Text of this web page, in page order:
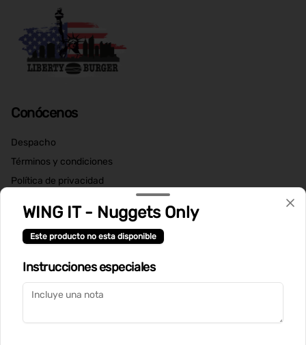
Conócenos
Despacho
Términos y condiciones
Política de privacidad
Redes sociales
Instagram
Mi cuenta
Iniciar sesión
WING IT - Nuggets Only
Este producto no esta disponible
Instrucciones especiales